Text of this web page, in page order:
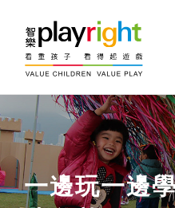
content
一邊玩一邊